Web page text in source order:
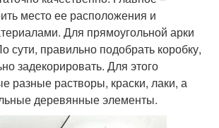
место ее расположения и
Для прямоугольной арки
сути, правильно подобрать коробку,
задекорировать. Для этого
разные растворы, краски, лаки, а
деревянные элементы.